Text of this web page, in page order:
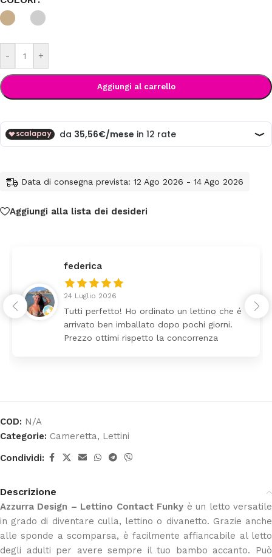
- +
Aggiungi al carrello
Data di consegna prevista: 12 Ago 2026 - 14 Ago 2026
Aggiungi alla lista dei desideri
federica
24 Luglio 2026
Tutti perfetto! Ho ordinato un lettino che é
arrivato ben imballato dopo pochi giorni.
Prezzo ottimi rispetto la concorrenza
COD: N/A
Categorie: Cameretta, Lettini
Condividi:
Descrizione
Azzurra Design – Lettino Contact Funky è un letto versatile
in grado di diventare culla, lettino o divanetto. Grazie anche
alle sponde a scomparsa, è facilmente affiancabile al letto
degli adulti per avere sempre il tuo bambo accanto. Può